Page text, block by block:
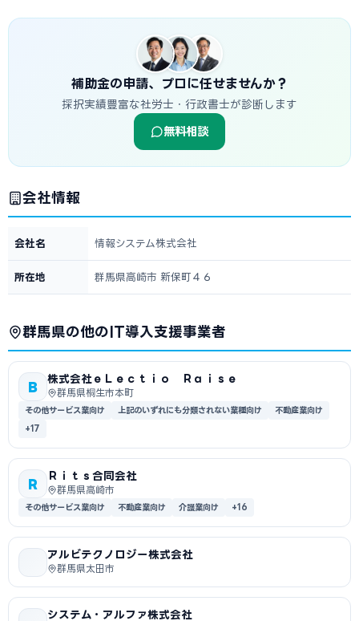
補助金の申請、プロに任せませんか？
採択実績豊富な社労士・行政書士が診断します
無料相談
会社情報
会社名 情報システム株式会社
所在地 群馬県高崎市 新保町４６
群馬県の他のIT導入支援事業者
B
株式会社ｅＬｅｃｔｉｏ Ｒａｉｓｅ
群馬県桐生市本町
その他サービス業向け 上記のいずれにも分類されない業種向け
不動産業向け
+17
R
Ｒｉｔｓ合同会社
群馬県高崎市
その他サービス業向け 不動産業向け 介護業向け +16
アルビテクノロジー株式会社
群馬県太田市
システム・アルファ株式会社